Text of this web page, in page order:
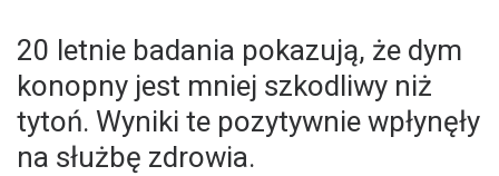
20 letnie badania pokazują, że dym
konopny jest mniej szkodliwy niż
tytoń. Wyniki te pozytywnie wpłynęły
na służbę zdrowia.